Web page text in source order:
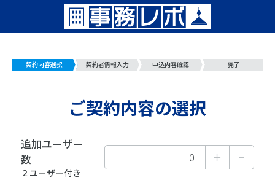
契約内容選択 契約者情報入力 申込内容確認 完了
ご契約内容の選択
追加ユーザー
数
２ユーザー付き